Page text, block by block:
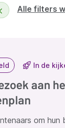
Alle filters
In de
aan
om